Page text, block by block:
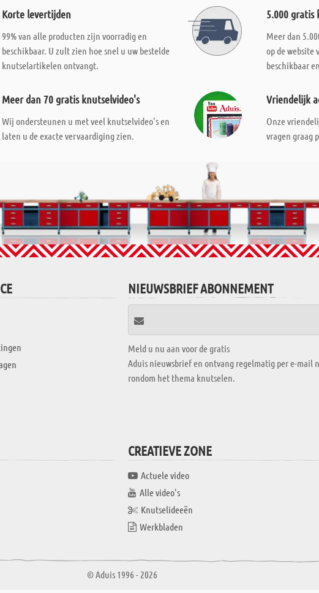
Korte levertijden
99% van alle producten zijn voorradig en
beschikbaar. U zult zien hoe snel u uw bestelde
knutselartikelen ontvangt.
5.000 gratis
Meer dan
op de website
beschikbaar
Meer dan 70 gratis knutselvideo's
Wij ondersteunen u met veel knutselvideo's en
laten u de exacte vervaardiging zien.
Vriendelijk
Onze
vragen graag
NIEUWSBRIEF ABONNEMENT
Meld u nu aan voor de gratis
Aduis nieuwsbrief en ontvang regelmatig per e-mail
rondom het thema knutselen.
CREATIEVE ZONE
Actuele video
Alle video's
Knutselideeën
Werkbladen
© Aduis 1996 - 2026